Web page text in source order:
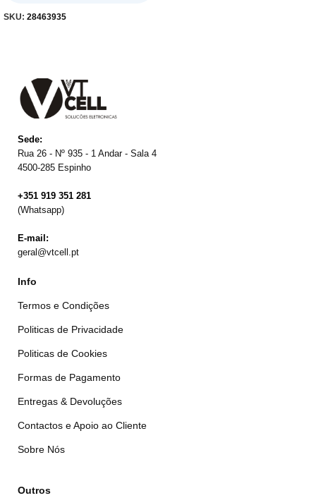
SKU: 28463935
Sede:
Rua 26 - Nº 935 - 1 Andar - Sala 4
4500-285 Espinho
+351 919 351 281
(Whatsapp)
E-mail:
geral@vtcell.pt
Info
Termos e Condições
Politicas de Privacidade
Politicas de Cookies
Formas de Pagamento
Entregas & Devoluções
Contactos e Apoio ao Cliente
Sobre Nós
Outros